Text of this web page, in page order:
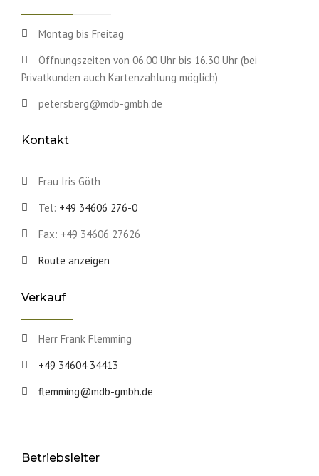
Montag bis Freitag
Öffnungszeiten von 06.00 Uhr bis 16.30 Uhr (bei
Privatkunden auch Kartenzahlung möglich)
petersberg@mdb-gmbh.de
Kontakt
Frau Iris Göth
Tel: +49 34606 276-0
Fax: +49 34606 27626
Route anzeigen
Verkauf
Herr Frank Flemming
+49 34604 34413
flemming@mdb-gmbh.de
Betriebsleiter